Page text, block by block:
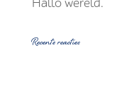
Hallo wereld.
Recente reacties